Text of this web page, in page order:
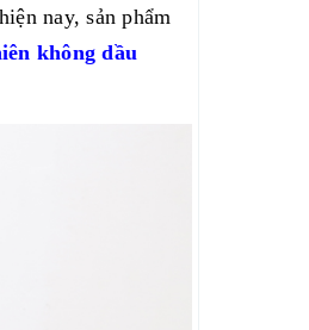
nay, sản phẩm
không dầu